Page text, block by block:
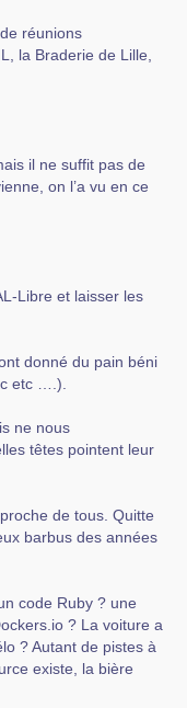
réunions
la Braderie de Lille,
il ne suffit pas de
on l’a vu en ce
Libre et laisser les
donné du pain béni
etc ….).
ne nous
têtes pointent leur
de tous. Quitte
barbus des années
code Ruby ? une
? La voiture a
? Autant de pistes à
existe, la bière